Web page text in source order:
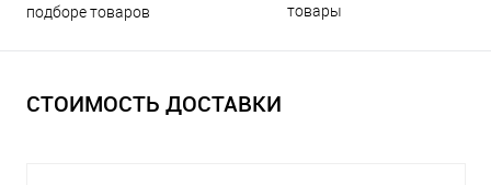
подборе товаров
товары
СТОИМОСТЬ ДОСТАВКИ